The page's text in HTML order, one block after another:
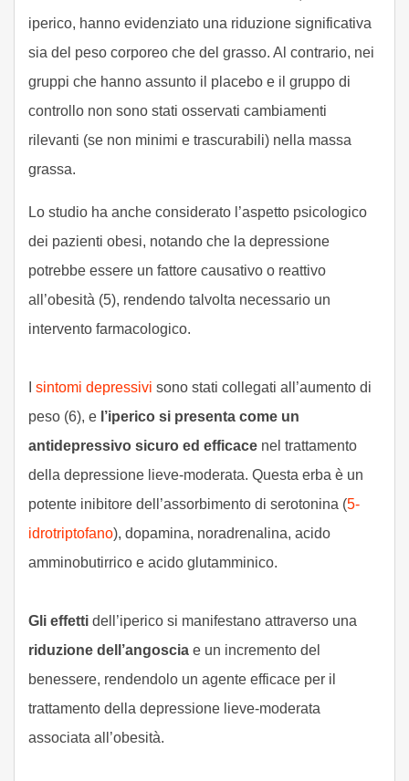
iperico, hanno evidenziato una riduzione significativa
sia del peso corporeo che del grasso. Al contrario, nei
gruppi che hanno assunto il placebo e il gruppo di
controllo non sono stati osservati cambiamenti
rilevanti (se non minimi e trascurabili) nella massa
grassa.
Lo studio ha anche considerato l’aspetto psicologico
dei pazienti obesi, notando che la depressione
potrebbe essere un fattore causativo o reattivo
all’obesità (5), rendendo talvolta necessario un
intervento farmacologico.
sintomi depressivi sono stati collegati all’aumento di
peso (6), e l’iperico si presenta come un
antidepressivo sicuro ed efficace nel trattamento
della depressione lieve-moderata. Questa erba è un
potente inibitore dell’assorbimento di serotonina (5-
idrotriptofano), dopamina, noradrenalina, acido
amminobutirrico e acido glutamminico.
Gli effetti dell’iperico si manifestano attraverso una
riduzione dell’angoscia e un incremento del
benessere, rendendolo un agente efficace per il
trattamento della depressione lieve-moderata
associata all’obesità.